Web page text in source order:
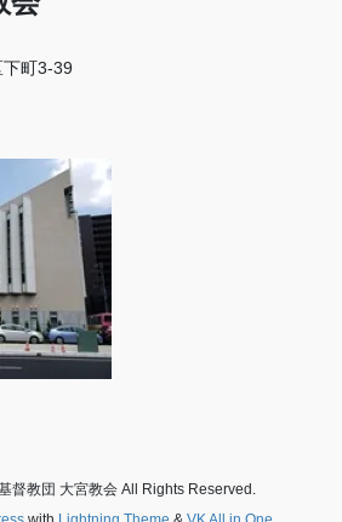
下町3-39
督教団 大宮教会 All Rights Reserved.